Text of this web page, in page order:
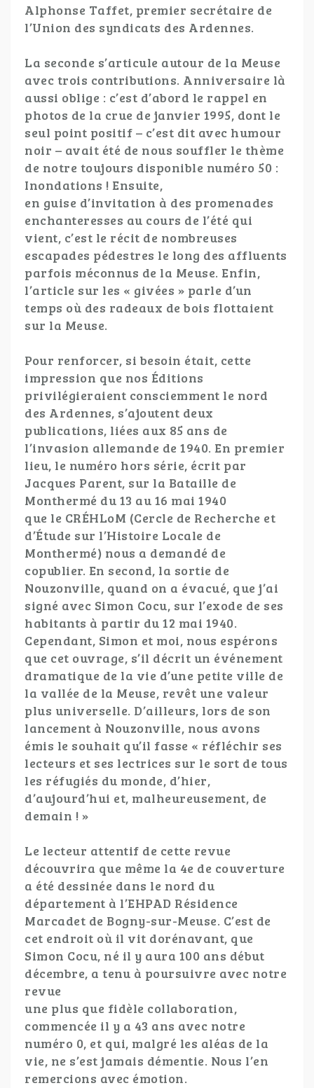
Alphonse Taffet, premier secrétaire de
l’Union des syndicats des Ardennes.
La seconde s’articule autour de la Meuse
avec trois contributions. Anniversaire là
aussi oblige : c’est d’abord le rappel en
photos de la crue de janvier 1995, dont le
seul point positif – c’est dit avec humour
noir – avait été de nous souffler le thème
de notre toujours disponible numéro 50 :
Inondations ! Ensuite,
en guise d’invitation à des promenades
enchanteresses au cours de l’été qui
vient, c’est le récit de nombreuses
escapades pédestres le long des affluents
parfois méconnus de la Meuse. Enfin,
l’article sur les « givées » parle d’un
temps où des radeaux de bois flottaient
sur la Meuse.
Pour renforcer, si besoin était, cette
impression que nos Éditions
privilégieraient consciemment le nord
des Ardennes, s’ajoutent deux
publications, liées aux 85 ans de
l’invasion allemande de 1940. En premier
lieu, le numéro hors série, écrit par
Jacques Parent, sur la Bataille de
Monthermé du 13 au 16 mai 1940
que le CRÉHLoM (Cercle de Recherche et
d’Étude sur l’Histoire Locale de
Monthermé) nous a demandé de
copublier. En second, la sortie de
Nouzonville, quand on a évacué, que j’ai
signé avec Simon Cocu, sur l’exode de ses
habitants à partir du 12 mai 1940.
Cependant, Simon et moi, nous espérons
que cet ouvrage, s’il décrit un événement
dramatique de la vie d’une petite ville de
la vallée de la Meuse, revêt une valeur
plus universelle. D’ailleurs, lors de son
lancement à Nouzonville, nous avons
émis le souhait qu’il fasse « réfléchir ses
lecteurs et ses lectrices sur le sort de tous
les réfugiés du monde, d’hier,
d’aujourd’hui et, malheureusement, de
demain ! »
Le lecteur attentif de cette revue
découvrira que même la 4e de couverture
a été dessinée dans le nord du
département à l’EHPAD Résidence
Marcadet de Bogny-sur-Meuse. C’est de
cet endroit où il vit dorénavant, que
Simon Cocu, né il y aura 100 ans début
décembre, a tenu à poursuivre avec notre
revue
une plus que fidèle collaboration,
commencée il y a 43 ans avec notre
numéro 0, et qui, malgré les aléas de la
vie, ne s’est jamais démentie. Nous l’en
remercions avec émotion.